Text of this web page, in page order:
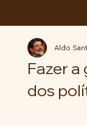
Fazer
dos
Aldo